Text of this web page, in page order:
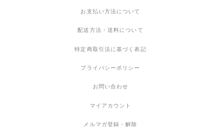
お支払い方法について
配送方法・送料について
特定商取引法に基づく表記
プライバシーポリシー
お問い合わせ
マイアカウント
メルマガ登録・解除